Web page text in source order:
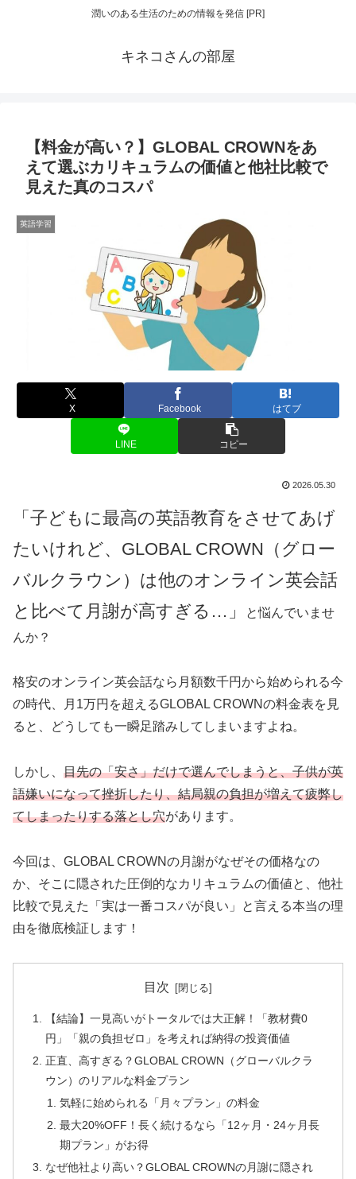
潤いのある生活のための情報を発信 [PR]
キネコさんの部屋
【料金が高い？】GLOBAL CROWNをあ
えて選ぶカリキュラムの価値と他社比較で
見えた真のコスパ
英語学習
X Facebook はてブ
LINE コピー
2026.05.30
「子どもに最高の英語教育をさせてあげ
たいけれど、GLOBAL CROWN（グロー
バルクラウン）は他のオンライン英会話
と比べて月謝が高すぎる…」
と悩んでいませ
んか？
格安のオンライン英会話なら月額数千円から始められる今
の時代、月1万円を超えるGLOBAL CROWNの料金表を見
ると、どうしても一瞬足踏みしてしまいますよね。
しかし、 目先の「安さ」だけで選んでしまうと、子供が英
語嫌いになって挫折したり、結局親の負担が増えて疲弊し
てしまったりする落とし穴があります。
今回は、GLOBAL CROWNの月謝がなぜその価格なの
か、そこに隠された圧倒的なカリキュラムの価値と、他社
比較で見えた「実は一番コスパが良い」と言える本当の理
由を徹底検証します！
目次
【結論】一見高いがトータルでは大正解！「教材費0
円」「親の負担ゼロ」を考えれば納得の投資価値
正直、高すぎる？GLOBAL CROWN（グローバルクラ
ウン）のリアルな料金プラン
気軽に始められる「月々プラン」の料金
最大20%OFF！長く続けるなら「12ヶ月・24ヶ月長
期プラン」がお得
なぜ他社より高い？GLOBAL CROWNの月謝に隠され